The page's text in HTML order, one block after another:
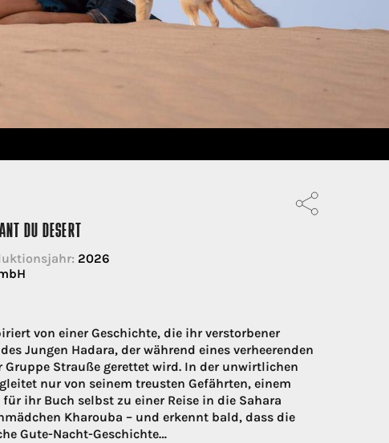
DU DESERT
2026
von einer Geschichte, die ihr verstorbener
Jungen Hadara, der während eines verheerenden
Strauße gerettet wird. In der unwirtlichen
nur von seinem treusten Gefährten, einem
ihr Buch selbst zu einer Reise in die Sahara
Kharouba – und erkennt bald, dass die
Gute-Nacht-Geschichte…